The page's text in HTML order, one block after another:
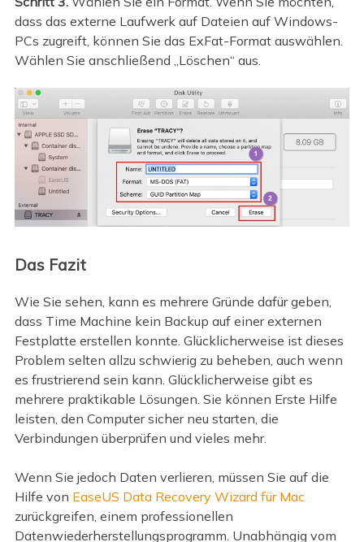
dass das externe Laufwerk auf Dateien auf Windows-
PCs zugreift, können Sie das ExFat-Format auswählen.
Wählen Sie anschließend „Löschen“ aus.
Das Fazit
Wie Sie sehen, kann es mehrere Gründe dafür geben,
dass Time Machine kein Backup auf einer externen
Festplatte erstellen konnte. Glücklicherweise ist dieses
Problem selten allzu schwierig zu beheben, auch wenn
es frustrierend sein kann. Glücklicherweise gibt es
mehrere praktikable Lösungen. Sie können Erste Hilfe
leisten, den Computer sicher neu starten, die
Verbindungen überprüfen und vieles mehr.
Wenn Sie jedoch Daten verlieren, müssen Sie auf die
Hilfe von EaseUS Data Recovery Wizard für Mac
zurückgreifen, einem professionellen
Datenwiederherstellungsprogramm. Unabhängig vom